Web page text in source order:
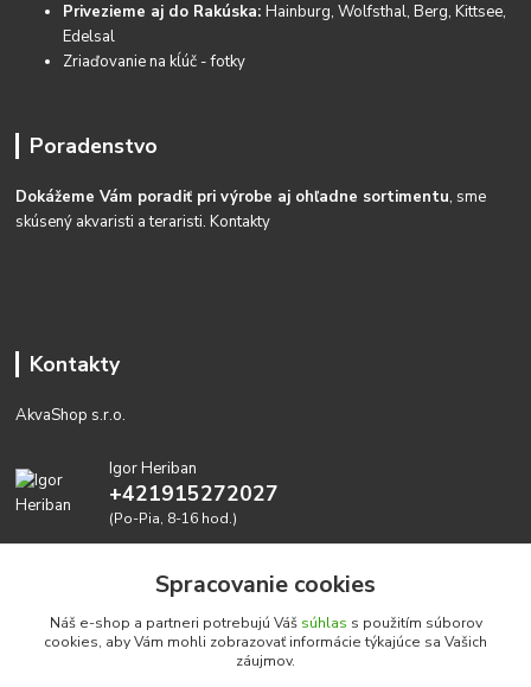
Privezieme aj do Rakúska:Hainburg, Wolfsthal, Berg, Kittsee,
Edelsal
Zriaďovanie na kĺúč - fotky
Poradenstvo
Dokážeme Vám poradiť pri výrobe aj ohľadne sortimentu, sme
skúsený akvaristi a teraristi.Kontakty
Kontakty
AkvaShop s.r.o.
Igor Heriban
+421915272027
(Po-Pia, 8-16 hod.)
Spracovanie cookies
Náš e-shop a partneri potrebujú Váš súhlas s použitím súborov
cookies, aby Vám mohli zobrazovať informácie týkajúce sa Vašich
záujmov.